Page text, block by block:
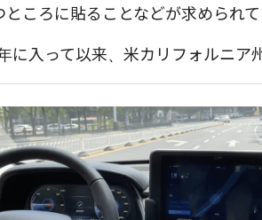
ところに貼ることなどが求められ
に入って以来、米カリフォルニ